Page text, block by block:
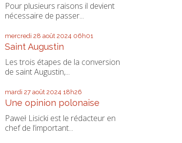
Pour plusieurs raisons il devient
nécessaire de passer...
mercredi 28 août 2024 06h01
Saint Augustin
Les trois étapes de la conversion
de saint Augustin,...
mardi 27 août 2024 18h26
Une opinion polonaise
Paweł Lisicki est le rédacteur en
chef de l’important...